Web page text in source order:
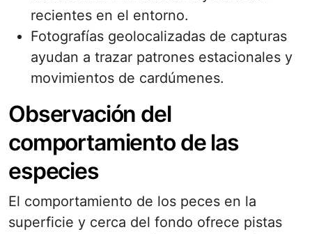
recientes en el entorno.
Fotografías geolocalizadas de capturas
ayudan a trazar patrones estacionales y
movimientos de cardúmenes.
Observación del
comportamiento de las
especies
El comportamiento de los peces en la
superficie y cerca del fondo ofrece pistas